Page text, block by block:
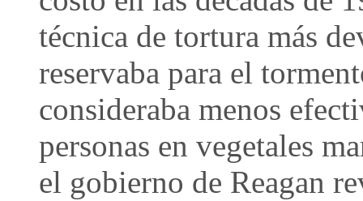
técnica de tortura más
reservaba para el
consideraba menos
personas en vegetales
el gobierno de Reagan